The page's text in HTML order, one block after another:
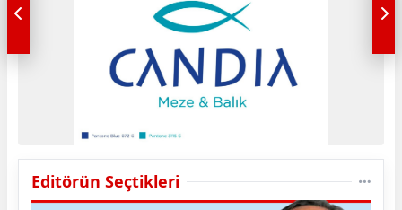
Editörün Seçtikleri